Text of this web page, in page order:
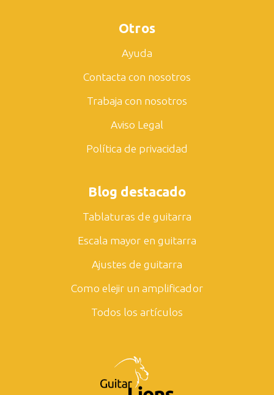
Otros
Ayuda
Contacta con nosotros
Trabaja con nosotros
Aviso Legal
Política de privacidad
Blog destacado
Tablaturas de guitarra
Escala mayor en guitarra
Ajustes de guitarra
Como elejir un amplificador
Todos los artículos